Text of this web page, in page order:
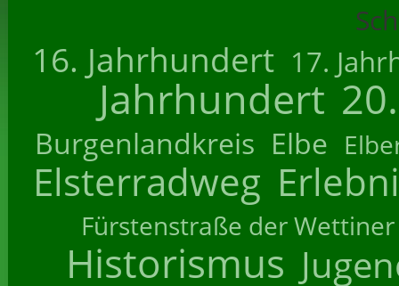
16. Jahrhundert 17.
Jahrhundert
Burgenlandkreis Elbe
Elsterradweg
Fürstenstraße der Wettiner
Historismus